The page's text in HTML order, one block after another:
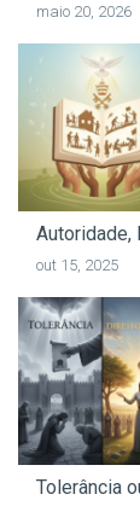
maio 20, 2026
Autoridade,
out 15, 2025
Tolerância